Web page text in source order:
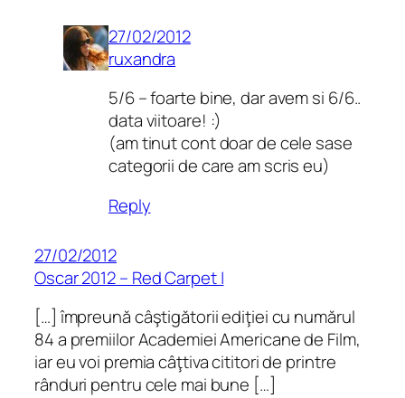
27/02/2012
ruxandra
5/6 – foarte bine, dar avem si 6/6..
data viitoare! :)
(am tinut cont doar de cele sase
categorii de care am scris eu)
Reply
27/02/2012
Oscar 2012 – Red Carpet |
[…] împreună câştigătorii ediţiei cu numărul
84 a premiilor Academiei Americane de Film,
iar eu voi premia câţtiva cititori de printre
rânduri pentru cele mai bune […]